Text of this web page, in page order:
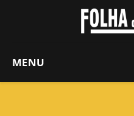
MENU